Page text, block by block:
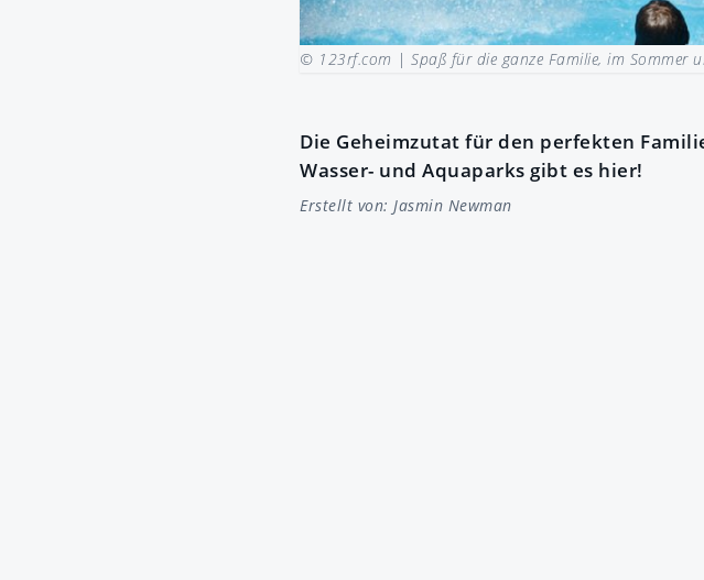
© 123rf.com | Spaß für die ganze Familie, im Sommer
Die Geheimzutat für den perfekten
Wasser- und Aquaparks gibt es hier!
Erstellt von: Jasmin Newman